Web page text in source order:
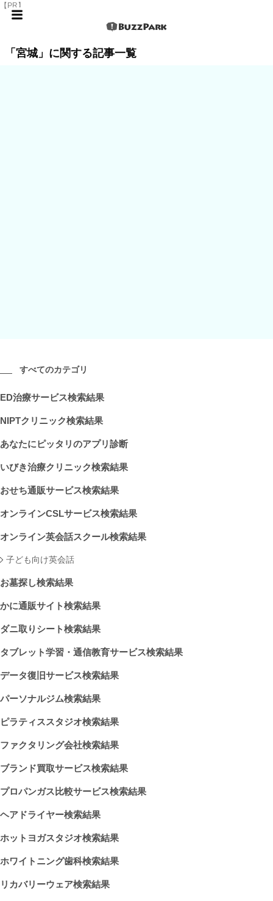
【PR】
「宮城」に関する記事一覧
すべてのカテゴリ
ED治療サービス検索結果
NIPTクリニック検索結果
あなたにピッタリのアプリ診断
いびき治療クリニック検索結果
おせち通販サービス検索結果
オンラインCSLサービス検索結果
オンライン英会話スクール検索結果
子ども向け英会話
お墓探し検索結果
かに通販サイト検索結果
ダニ取りシート検索結果
タブレット学習・通信教育サービス検索結果
データ復旧サービス検索結果
パーソナルジム検索結果
ピラティススタジオ検索結果
ファクタリング会社検索結果
ブランド買取サービス検索結果
プロパンガス比較サービス検索結果
ヘアドライヤー検索結果
ホットヨガスタジオ検索結果
ホワイトニング歯科検索結果
リカバリーウェア検索結果